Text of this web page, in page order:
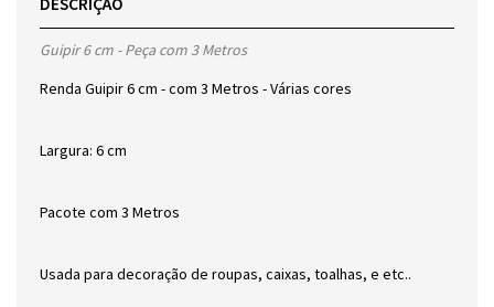
Guipir 6 cm - Peça com 3 Metros
Renda Guipir 6 cm - com 3 Metros - Várias cores
Largura: 6 cm
Pacote com 3 Metros
Usada para decoração de roupas, caixas, toalhas, e etc..